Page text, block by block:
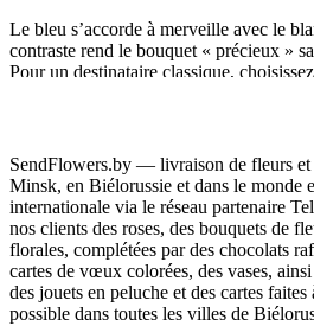
Le bleu s’accorde à merveille avec le
contraste rend le bouquet « précieux »
Pour un destinataire classique,
Les fleurs bleues sont rares en vitrine —
commander un bouquet bleu en ligne
dans toute la Biélorussie. Choisissez la
espèces, WEBPAY, BePaid ou ERIP —
Un doute sur le choix ?Appelez— un
l’occasion, le goût et le budget.
SendFlowers.by — livraison de fleurs et
Minsk, en Biélorussie et dans le monde
internationale via le réseau partenaire
nos clients des roses, des bouquets de
florales, complétées par des chocolats
cartes de vœux colorées, des vases,
des jouets en peluche et des cartes
possible dans toutes les villes de